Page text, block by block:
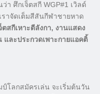
า ศึกเจ็ตสกี WGP#1 เวิลด์
ราจัดเต็มสีสันกีฬาชายหาด
ตสกีเหาะตีลังกา, งานแสดง
ละประกวดเพาะกายแอคติ้
โลกสมัครเล่น จะเริ่มต้นวัน